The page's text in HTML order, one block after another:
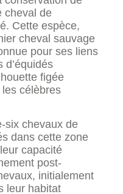
cheval de
Cette espèce,
cheval sauvage
pour ses liens
d’équidés
figée
célèbres
six chevaux de
dans cette zone
capacité
post-
initialement
leur habitat